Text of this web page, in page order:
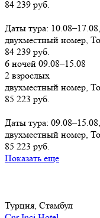
84 239 руб.
Даты тура:
двухместный номер,
84 239 руб.
6 ночей 09.08–15.08
2 взрослых
двухместный номер,
85 223 руб.
Даты тура:
двухместный номер,
85 223 руб.
Показать еще
Турция, Стамбул